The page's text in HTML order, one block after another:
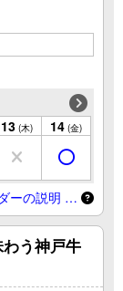
13 (木) 14 (金)
ーの説明 …
わう神戸牛